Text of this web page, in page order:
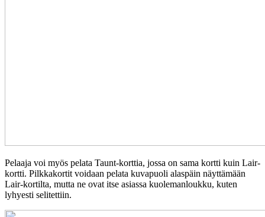
Pelaaja voi myös pelata Taunt-korttia, jossa on sama kortti kuin Lair-
kortti. Pilkkakortit voidaan pelata kuvapuoli alaspäin näyttämään
Lair-kortilta, mutta ne ovat itse asiassa kuolemanloukku, kuten
lyhyesti selitettiin.